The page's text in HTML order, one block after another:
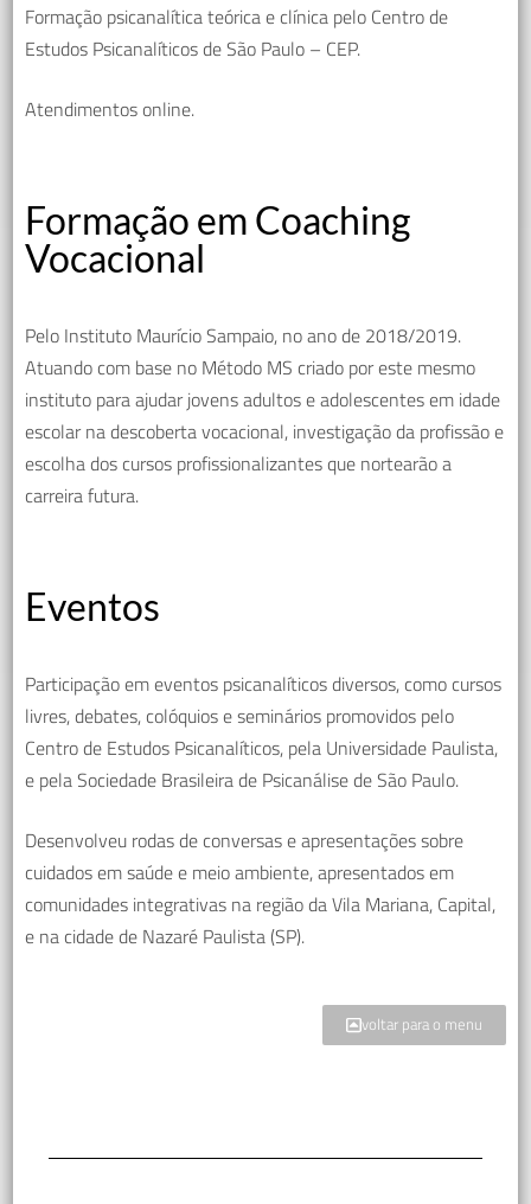
Formação psicanalítica teórica e clínica pelo Centro de
Estudos Psicanalíticos de São Paulo – CEP.
Atendimentos online.
Formação em Coaching
Vocacional
Pelo Instituto Maurício Sampaio, no ano de 2018/2019.
Atuando com base no Método MS criado por este mesmo
instituto para ajudar jovens adultos e adolescentes em idade
escolar na descoberta vocacional, investigação da profissão e
escolha dos cursos profissionalizantes que nortearão a
carreira futura.
Eventos
Participação em eventos psicanalíticos diversos, como cursos
livres, debates, colóquios e seminários promovidos pelo
Centro de Estudos Psicanalíticos, pela Universidade Paulista,
e pela Sociedade Brasileira de Psicanálise de São Paulo.
Desenvolveu rodas de conversas e apresentações sobre
cuidados em saúde e meio ambiente, apresentados em
comunidades integrativas na região da Vila Mariana, Capital,
e na cidade de Nazaré Paulista (SP).
voltar para o menu